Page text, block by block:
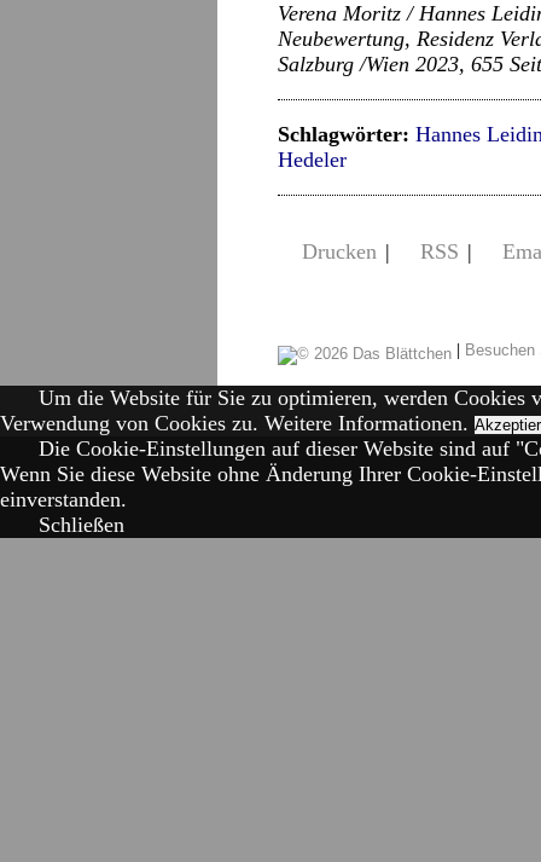
Verena Moritz / Hannes
Neubewertung, Residenz
Salzburg /Wien 2023, 655
Schlagwörter: Hannes
Hedeler
Drucken | RSS |
|
Um die Website für Sie zu optimieren, werden Cookies
Verwendung von Cookies zu. Weitere Informationen.
Die Cookie-Einstellungen auf dieser Website sind auf
Wenn Sie diese Website ohne Änderung Ihrer Cookie-
einverstanden.
Schließen